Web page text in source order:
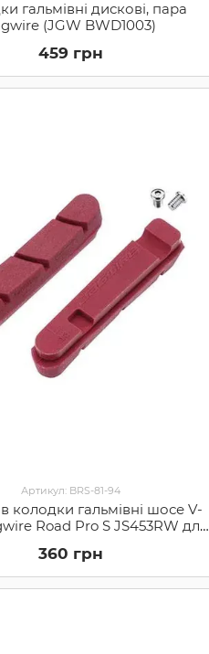
гальмівні дискові, пара
(JGW BWD1003)
459 грн
Артикул: BRS-81-94
колодки гальмівні шосе V-
Road Pro S JS453RW для
SRAM), Red (JS453RW)
360 грн